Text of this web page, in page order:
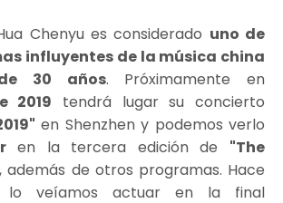
Chenyu es considerado uno de
influyentes de la música china
30 años. Próximamente en
2019 tendrá lugar su concierto
en Shenzhen y podemos verlo
en la tercera edición de "The
, además de otros programas. Hace
lo veíamos actuar en la final